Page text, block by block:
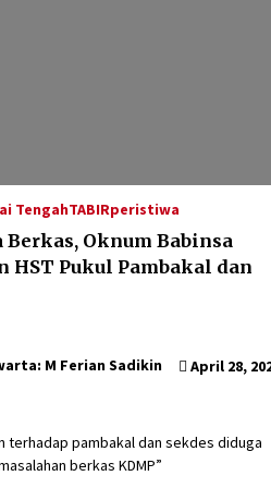
TengahTABIRperistiwa
Berkas, Oknum Babinsa
HST Pukul Pambakal dan
M Ferian Sadikin April 28,
terhadap pambakal dan sekdes diduga
berkas KDMP”